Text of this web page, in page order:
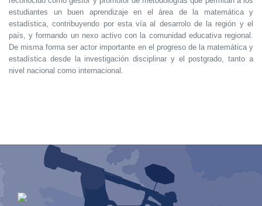
estudiantes un buen aprendizaje en el área de la matemática y
estadística, contribuyendo por esta vía al desarrolo de la región y el
país, y formando un nexo activo con la comunidad educativa regional.
De misma forma ser actor importante en el progreso de la matemática y
estadística desde la investigación disciplinar y el postgrado, tanto a
nivel nacional como internacional.